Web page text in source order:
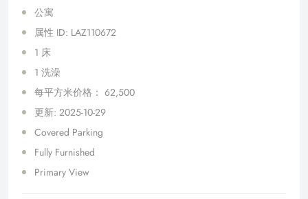
公寓
属性 ID: LAZ110672
1 床
1 洗澡
每平方米价格： 62,500
更新: 2025-10-29
Covered Parking
Fully Furnished
Primary View